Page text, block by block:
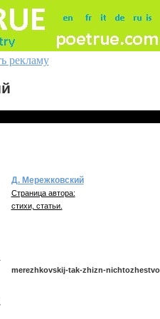
рекламу
Д. Мережковский
Страница автора:
стихи, статьи.
merezhkovskij-tak-zhizn-